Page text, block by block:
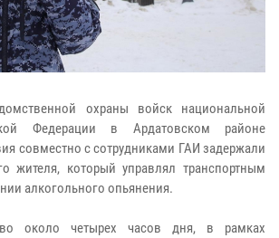
охраны войск национальной
Федерации в Ардатовском районе
совместно с сотрудниками ГАИ задержали
жителя, который управлял транспортным
алкогольного опьянения.
около четырех часов дня, в рамках